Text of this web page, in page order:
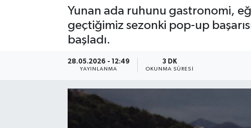
Yunan ada ruhunu gastronomi,
geçtiğimiz sezonki pop-up
başladı.
28.05.2026 - 12:49
YAYINLANMA
3 DK
OKUNMA SÜRESI